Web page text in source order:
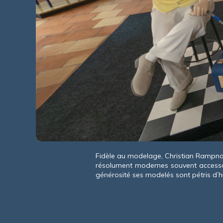
Fidèle au modelage, Christian
résolument modernes souvent
générosité ses modelés sont pétris